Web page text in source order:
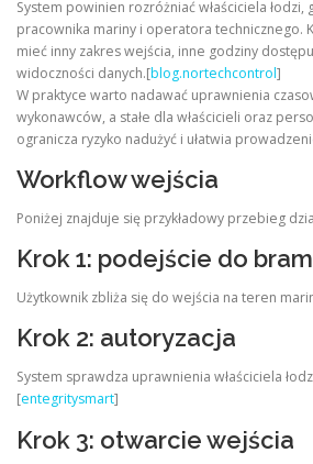
System powinien rozróżniać właściciela łodzi,
pracownika mariny i operatora technicznego.
mieć inny zakres wejścia, inne godziny
widoczności danych.[blog.nortechcontrol]
W praktyce warto nadawać uprawnienia
wykonawców, a stałe dla właścicieli oraz
ogranicza ryzyko nadużyć i ułatwia
Workflow wejścia
Poniżej znajduje się przykładowy przebieg
Krok 1: podejście do
Użytkownik zbliża się do wejścia na teren
Krok 2: autoryzacja
System sprawdza uprawnienia właściciela
[entegritysmart]
Krok 3: otwarcie wejścia